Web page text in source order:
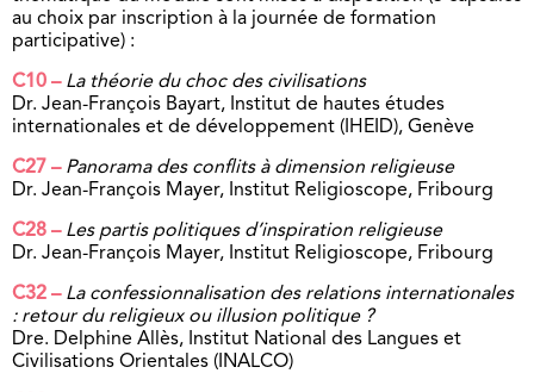
au choix par inscription à la journée de formation
participative) :
C10 – La théorie du choc des civilisations
Dr. Jean-François Bayart, Institut de hautes études
internationales et de développement (IHEID), Genève
C27 – Panorama des conflits à dimension religieuse
Dr. Jean-François Mayer, Institut Re ligioscope, Fribourg
C28 – Les partis politiques d’inspiration religieuse
Dr. Jean-François Mayer, Institut Re ligioscope, Fribourg
C32 – La confessionnalisation des relations internationales
: retour du religieux ou illusion politique ?
Dre. Delphine Allès, Institut National des Langues et
Civilisations Orientales (INALCO)